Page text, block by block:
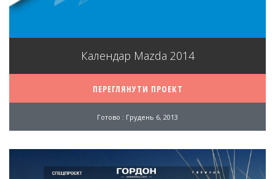
Календар Mazda 2014
ПЕРЕГЛЯНУТИ ПРОЕКТ
Готово : Грудень 6, 2013